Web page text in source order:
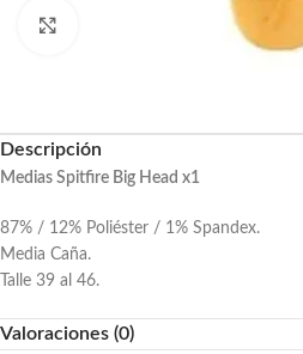
Descripción
Medias Spitfire Big Head x1
87% / 12% Poliéster / 1% Spandex.
Media Caña.
Talle 39 al 46.
Valoraciones (0)